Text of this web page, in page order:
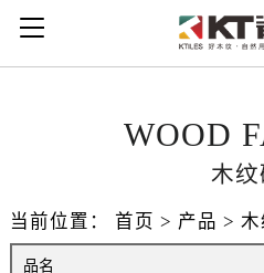
121312
WOOD
木纹
当前位置： 首页 > 产品 > 木